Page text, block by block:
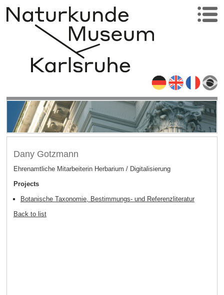
Dany Gotzmann
Ehrenamtliche Mitarbeiterin Herbarium / Digitalisierung
Projects
Botanische Taxonomie, Bestimmungs- und Referenzliteratur
Back to list